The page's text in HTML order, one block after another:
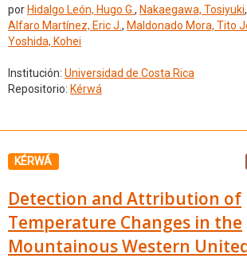
por Hidalgo León, Hugo G., Nakaegawa, Tosiyuki,
Alfaro Martínez, Eric J., Maldonado Mora, Tito
Yoshida, Kohei
Institución: Universidad de Costa Rica
Repositorio: Kérwá
KÉRWÁ
Detection and Attribution of
Temperature Changes in the
Mountainous Western